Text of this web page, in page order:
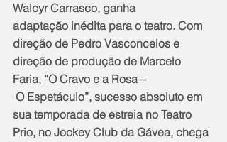
Walcyr Carrasco, ganha
adaptação inédita para o teatro. Com
direção de Pedro Vasconcelos e
direção de produção de Marcelo
Faria, “O Cravo e a Rosa –
O Espetáculo”, sucesso absoluto em
sua temporada de estreia no Teatro
Prio, no Jockey Club da Gávea, chega